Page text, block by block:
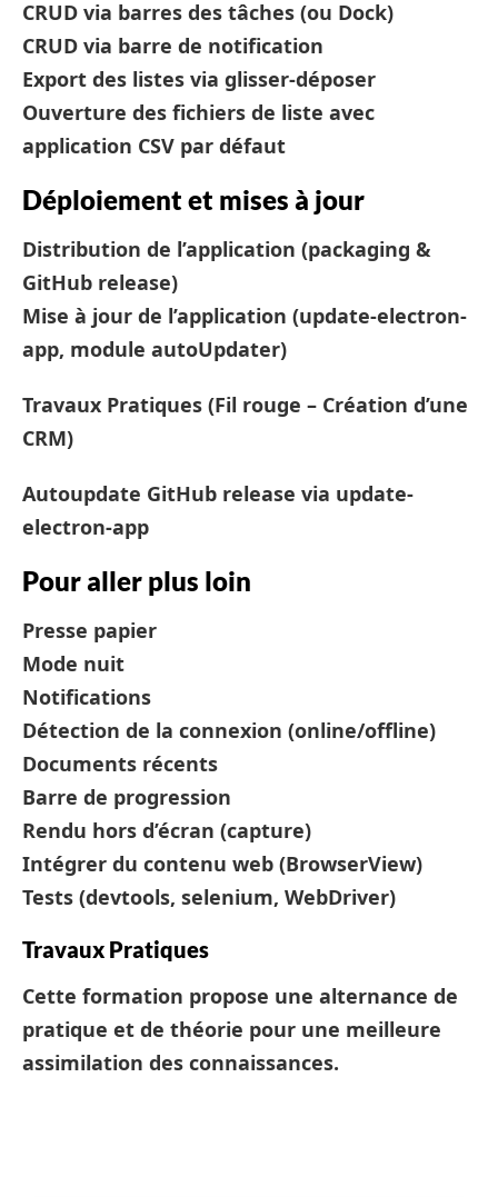
CRUD via barres des tâches (ou Dock)
CRUD via barre de notification
Export des listes via glisser-déposer
Ouverture des fichiers de liste avec
application CSV par défaut
Déploiement et mises à jour
Distribution de l’application (packaging &
GitHub release)
Mise à jour de l’application (update-electron-
app, module autoUpdater)
Travaux Pratiques (Fil rouge – Création d’une
CRM)
Autoupdate GitHub release via update-
electron-app
Pour aller plus loin
Presse papier
Mode nuit
Notifications
Détection de la connexion (online/offline)
Documents récents
Barre de progression
Rendu hors d’écran (capture)
Intégrer du contenu web (BrowserView)
Tests (devtools, selenium, WebDriver)
Travaux Pratiques
Cette formation propose une alternance de
pratique et de théorie pour une meilleure
assimilation des connaissances.